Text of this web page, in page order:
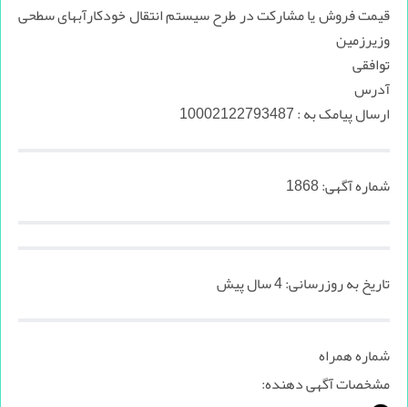
قیمت فروش یا مشارکت در طرح سیستم انتقال خودکارآبهای سطحی
وزیرزمین
توافقی
آدرس
ارسال پیامک به : 10002122793487
شماره آگهی:1868
تاریخ به روزرسانی:4 سال پیش
شماره همراه
مشخصات آگهی دهنده: